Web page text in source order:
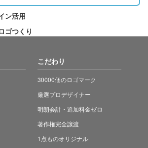
こだわり
30000個のロゴマーク
厳選プロデザイナー
明朗会計・追加料金ゼロ
著作権完全譲渡
1点ものオリジナル